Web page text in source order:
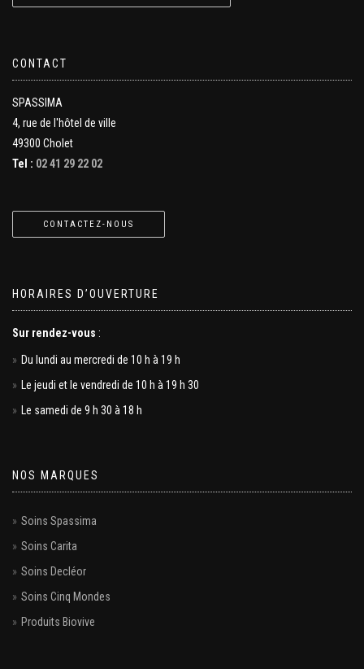
CONTACT
SPASSIMA
4, rue de l'hôtel de ville
49300 Cholet
Tel : 02 41 29 22 02
CONTACTEZ-NOUS
HORAIRES D’OUVERTURE
Sur rendez-vous :
Du lundi au mercredi de 10 h à 19 h
Le jeudi et le vendredi de 10 h à 19 h 30
Le samedi de 9 h 30 à 18 h
NOS MARQUES
Soins Spassima
Soins Carita
Soins Decléor
Soins Cinq Mondes
Produits Biovive